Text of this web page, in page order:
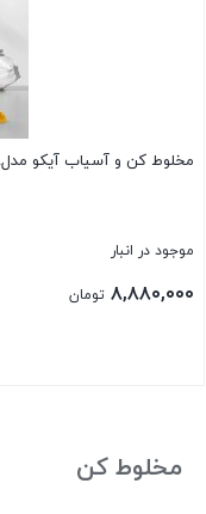
مخلوط کن و آسیاب آیکو مدلAK370BL
موجود در انبار
۸,۸۸۰,۰۰۰ تومان
مخلوط کن